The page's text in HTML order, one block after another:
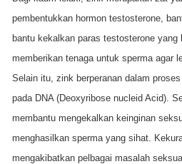
pembentukkan hormon testosterone,
bantu kekalkan paras testosterone yang
memberikan tenaga untuk sperma agar
Selain itu, zink berperanan dalam
pada DNA (Deoxyribose nucleid Acid).
membantu mengekalkan keinginan
menghasilkan sperma yang sihat.
mengakibatkan pelbagai masalah